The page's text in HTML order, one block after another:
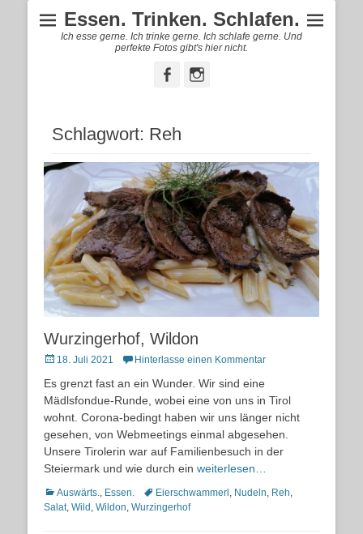
Essen. Trinken. Schlafen.
Ich esse gerne. Ich trinke gerne. Ich schlafe gerne. Und
perfekte Fotos gibt's hier nicht.
FacebookInstagram
Schlagwort: Reh
Wurzingerhof, Wildon
Posted
18. Juli 2021 Hinterlasse einen Kommentar
Es grenzt fast an ein Wunder. Wir sind eine
Mädlsfondue-Runde, wobei eine von uns in Tirol
wohnt. Corona-bedingt haben wir uns länger nicht
gesehen, von Webmeetings einmal abgesehen.
Unsere Tirolerin war auf Familienbesuch in der
Steiermark und wie durch ein weiterlesen…
Kategorien
Auswärts., Essen. Schlagworte
Eierschwammerl , Nudeln, Reh,
Salat, Wild , Wildon, Wurzingerhof